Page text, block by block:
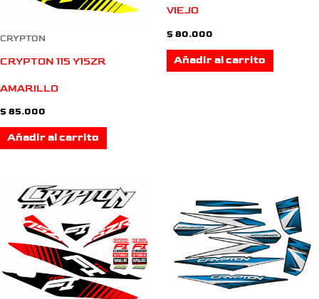
CRYPTON
CRYPTON 115 Y15ZR
AMARILLO
$ 85.000
Añadir al carrito
VIEJO
$ 80.000
Añadir al carrito